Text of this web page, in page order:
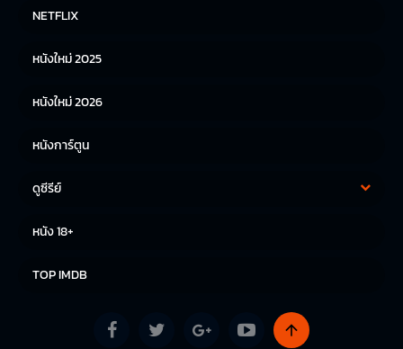
หนังญี่ปุ่น
NETFLIX
หนังใหม่ 2025
หนังใหม่ 2026
หนังการ์ตูน
ดูซีรีย์
หนัง 18+
TOP IMDB